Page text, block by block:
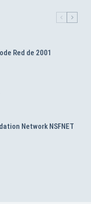
Red de 2001
Network NSFNET